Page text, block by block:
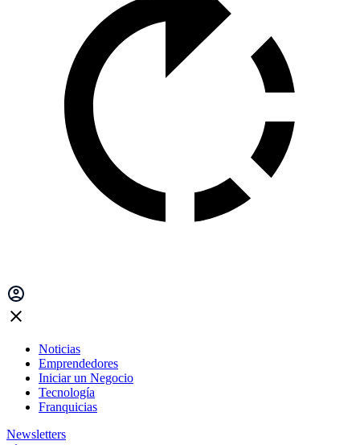
Noticias
Emprendedores
Iniciar un Negocio
Tecnología
Franquicias
Newsletters